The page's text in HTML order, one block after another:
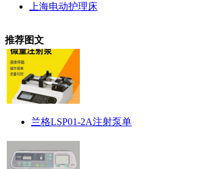
上海电动护理床
推荐图文
兰格LSP01-2A注射泵单